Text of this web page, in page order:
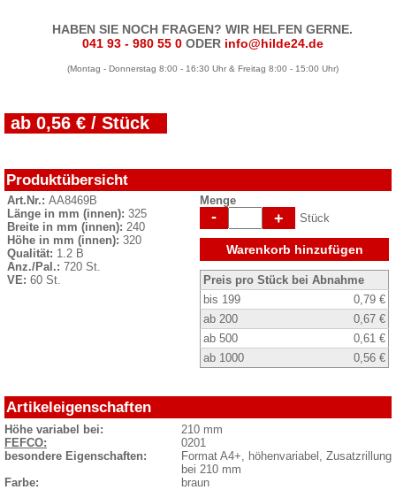
HABEN SIE NOCH FRAGEN? WIR HELFEN GERNE.
041 93 - 980 55 0 ODER info@hilde24.de
(Montag - Donnerstag 8:00 - 16:30 Uhr & Freitag 8:00 - 15:00 Uhr)
ab 0,56 € / Stück
Produktübersicht
Art.Nr.: AA8469B
Länge in mm (innen): 325
Breite in mm (innen): 240
Höhe in mm (innen): 320
Qualität: 1.2 B
Anz./Pal.: 720 St.
VE: 60 St.
Menge
- + Stück
Warenkorb hinzufügen
Preis pro Stück bei Abnahme
bis 199
0,79 €
ab 200
0,67 €
ab 500
0,61 €
ab 1000
0,56 €
Artikeleigenschaften
Höhe variabel bei:
210 mm
FEFCO:
0201
besondere Eigenschaften:
Format A4+, höhenvariabel, Zusatzrillung
bei 210 mm
Farbe:
braun